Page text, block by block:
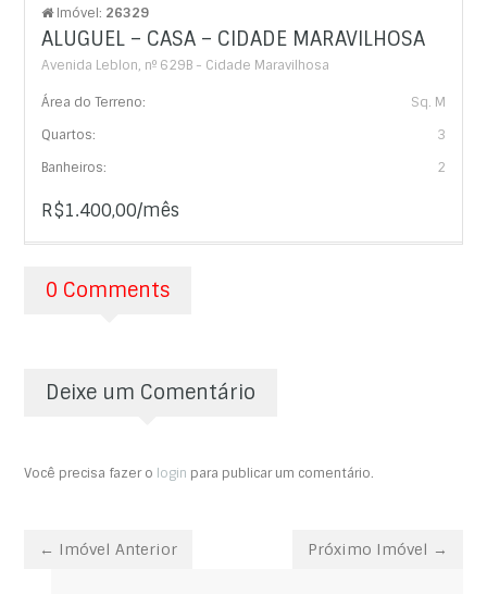
Imóvel: 26329
ALUGUEL – CASA – CIDADE MARAVILHOSA
Avenida Leblon, nº 629B - Cidade Maravilhosa
Área do Terreno:
Sq. M
Quartos:
3
Banheiros:
2
R$1.400,00/mês
0 Comments
Deixe um Comentário
Você precisa fazer o login para publicar um comentário.
← Imóvel Anterior Próximo Imóvel →